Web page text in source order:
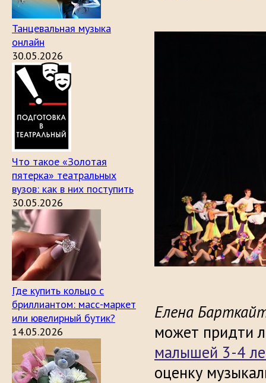
Танцевальная музыка
онлайн
30.05.2026
Что такое «Золотая
пятерка» театральных
вузов: как в них поступить
30.05.2026
Где купить кольцо с
бриллиантом: масс-маркет
или ювелирный бутик?
14.05.2026
Елена
может придти
малышей 3-4
оценку